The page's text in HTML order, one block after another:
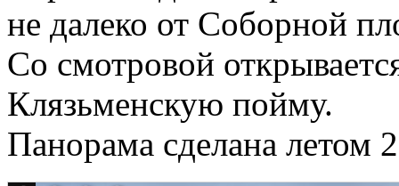
не далеко от Соборной
Со смотровой
Клязьменскую пойму.
Панорама сделана летом